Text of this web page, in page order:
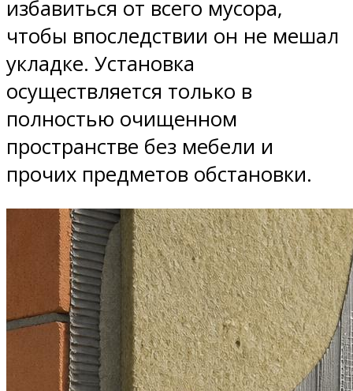
избавиться от всего мусора,
чтобы впоследствии он не мешал
укладке. Установка
осуществляется только в
полностью очищенном
пространстве без мебели и
прочих предметов обстановки.